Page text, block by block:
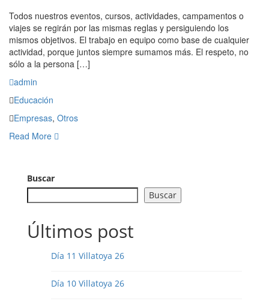
Todos nuestros eventos, cursos, actividades, campamentos o
viajes se regirán por las mismas reglas y persiguiendo los
mismos objetivos. El trabajo en equipo como base de cualquier
actividad, porque juntos siempre sumamos más. El respeto, no
sólo a la persona […]
admin
Educación
Empresas, Otros
Read More
Buscar
Buscar
Últimos post
Día 11 Villatoya 26
Día 10 Villatoya 26